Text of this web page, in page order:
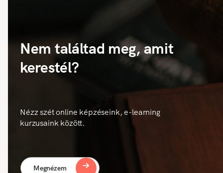
Nem találtad meg, amit
kerestél?
Nézz szét online képzéseink, e-learning
kurzusaink között.
Megnézem